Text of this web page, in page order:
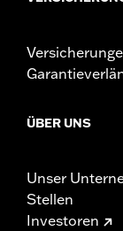
ÜBER UNS
Unser
Stellen
Investoren